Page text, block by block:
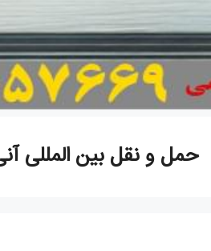
حمل و نقل بین المللی